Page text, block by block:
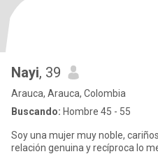
Nayi, 39
Arauca, Arauca, Colombia
Buscando: Hombre 45 - 55
Soy una mujer muy noble, cariñosa,
relación genuina y recíproca lo menos que quiero es un hombre